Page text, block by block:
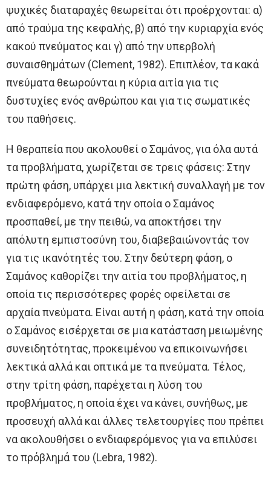
ψυχικές διαταραχές θεωρείται ότι προέρχονται: α)
από τραύμα της κεφαλής, β) από την κυριαρχία ενός
κακού πνεύματος και γ) από την υπερβολή
συναισθημάτων (Clement, 1982). Επιπλέον, τα κακά
πνεύματα θεωρούνται η κύρια αιτία για τις
δυστυχίες ενός ανθρώπου και για τις σωματικές
του παθήσεις.
Η θεραπεία που ακολουθεί ο Σαμάνος, για όλα αυτά
τα προβλήματα, χωρίζεται σε τρεις φάσεις: Στην
πρώτη φάση, υπάρχει μια λεκτική συναλλαγή με τον
ενδιαφερόμενο, κατά την οποία ο Σαμάνος
προσπαθεί, με την πειθώ, να αποκτήσει την
απόλυτη εμπιστοσύνη του, διαβεβαιώνοντάς τον
για τις ικανότητές του. Στην δεύτερη φάση, ο
Σαμάνος καθορίζει την αιτία του προβλήματος, η
οποία τις περισσότερες φορές οφείλεται σε
αρχαία πνεύματα. Είναι αυτή η φάση, κατά την οποία
ο Σαμάνος εισέρχεται σε μια κατάσταση μειωμένης
συνειδητότητας, προκειμένου να επικοινωνήσει
λεκτικά αλλά και οπτικά με τα πνεύματα. Τέλος,
στην τρίτη φάση, παρέχεται η λύση του
προβλήματος, η οποία έχει να κάνει, συνήθως, με
προσευχή αλλά και άλλες τελετουργίες που πρέπει
να ακολουθήσει ο ενδιαφερόμενος για να επιλύσει
το πρόβλημά του (Lebra, 1982).